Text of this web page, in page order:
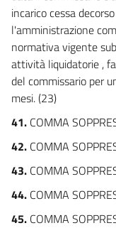
incarico cessa
l'amministrazione
normativa vigente
attività liquidatorie ,
del commissario per
mesi. (23)
41. COMMA
42. COMMA
43. COMMA
44. COMMA
45. COMMA